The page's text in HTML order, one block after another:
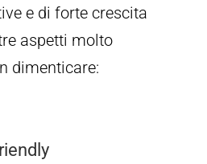
e di forte crescita
aspetti molto
dimenticare: